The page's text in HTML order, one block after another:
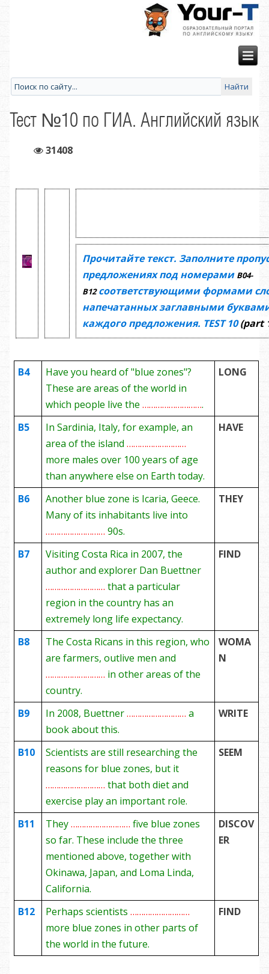
Тест №10 по ГИА. Английский язык
31408
Прочитайте текст. Заполните
предложениях под номерами В04-
В12 соответствующими формами
напечатанных заглавными
каждого предложения. TEST10(part
B4
Have you heard of "blue zones"?
These are areas of the world in
which people live the ……………………….
LONG
B5
In Sardinia, Italy, for example, an
area of the island ………………………
more males over 100 years of age
than anywhere else on Earth today.
HAVE
B6
Another blue zone is Icaria, Geece.
Many of its inhabitants live into
……………………… 90s.
THEY
B7
Visiting Costa Rica in 2007, the
author and explorer Dan Buettner
……………………… that a particular
region in the country has an
extremely long life expectancy.
FIND
B8
The Costa Ricans in this region, who
are farmers, outlive men and
……………………… in other areas of the
country.
WOMA
N
B9 In 2008, Buettner……………………… a
book about this.
WRITE
B10
Scientists are still researching the
reasons for blue zones, but it
……………………… that both diet and
exercise play an important role.
SEEM
B11 They……………………… five blue zones
so far. These include the three
mentioned above, together with
Okinawa, Japan, and Loma Linda,
California.
DISCOV
ER
B12 Perhaps scientists ………………………
more blue zones in other parts of
the world in the future.
FIND